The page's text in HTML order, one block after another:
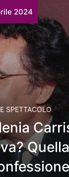
2024
SPETTACOLO
Quella